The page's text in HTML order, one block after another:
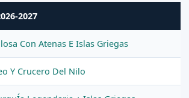
2027
Con Atenas E Islas Griegas
Y Crucero Del Nilo